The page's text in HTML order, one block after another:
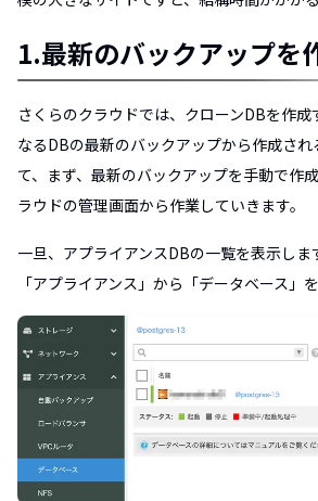
1.最新のバックアップを
さくらのクラウドでは、クローンDBを作成
なるDBの最新のバックアップから作成され
て、まず、最新のバックアップを手動で作
ラウドの管理画面から作業していきます。
一旦、アプライアンスDBの一覧を表示しま
「アプライアンス」から「データベース」